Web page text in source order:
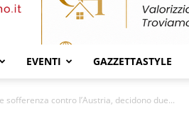
EVENTI GAZZETTASTYLE
sofferenza contro l’Austria, decidono due...